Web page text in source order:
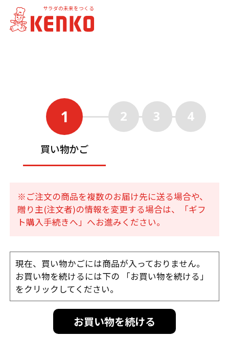
サラダの未来をつくる
1
買い物かご
2 3 4
※ご注文の商品を複数のお届け先に送る場合や、
贈り主(注文者)の情報を変更する場合は、「ギフ
ト購入手続きへ」へお進みください。
現在、買い物かごには商品が入っておりません。
お買い物を続けるには下の 「お買い物を続ける」
をクリックしてください。
お買い物を続ける